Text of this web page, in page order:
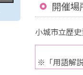
開催場
小城市立歴
※「用語解